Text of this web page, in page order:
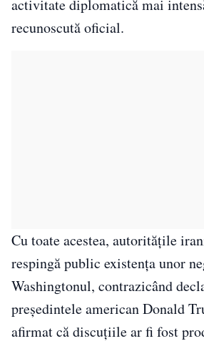
activitate diplomatică mai
recunoscută oficial.
Cu toate acestea, autoritățile
respingă public existența unor
Washingtonul, contrazicând
președintele american Donald
afirmat că discuțiile ar fi fost